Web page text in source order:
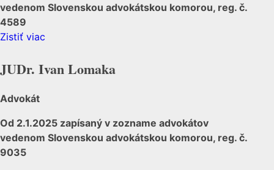
vedenom Slovenskou advokátskou komorou, reg. č.
4589
Zistiť viac
JUDr. Ivan Lomaka
Advokát
Od 2.1.2025 zapísaný v zozname advokátov
vedenom Slovenskou advokátskou komorou, reg. č.
9035